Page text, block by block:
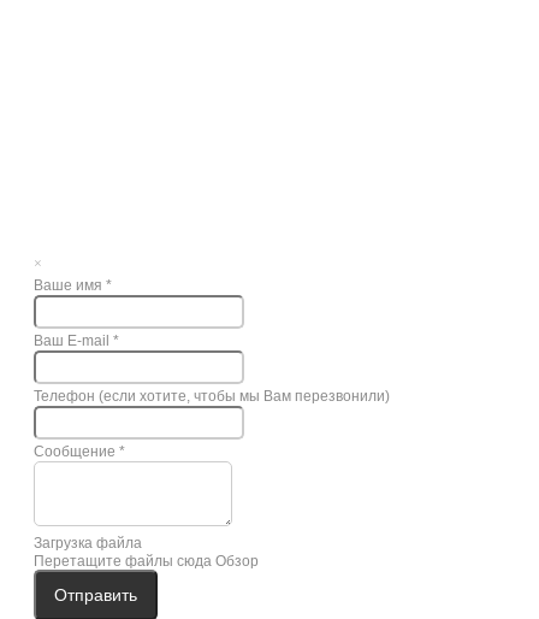
×
Ваше имя *
Ваш E-mail *
Телефон (если хотите, чтобы мы Вам перезвонили)
Сообщение *
Загрузка файла
Перетащите файлы сюда Обзор
Отправить